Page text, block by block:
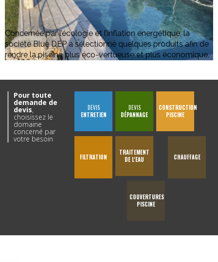
Concernée par l’écologie et l’inflation énergétique, la
société Blue DEP a sélectionné quelques produits afin de
rendre la piscine plus éco-vertueuse et plus économique.
Pour toute
demande de
devis,
choisissez le
domaine
concerné par
votre besoin
DEVIS
ENTRETIEN
DEVIS
DÉPANNAGE
CONSTRUCTION
PISCINE
FILTRATION
TRAITEMENT
DE L'EAU
CHAUFFAGE
COUVERTURES
PISCINE